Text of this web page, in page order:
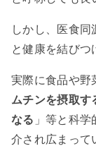
しかし、医食
と健康を結びつ
実際に食品や野
ムチンを摂取す
なる 」等と科
介され広まって